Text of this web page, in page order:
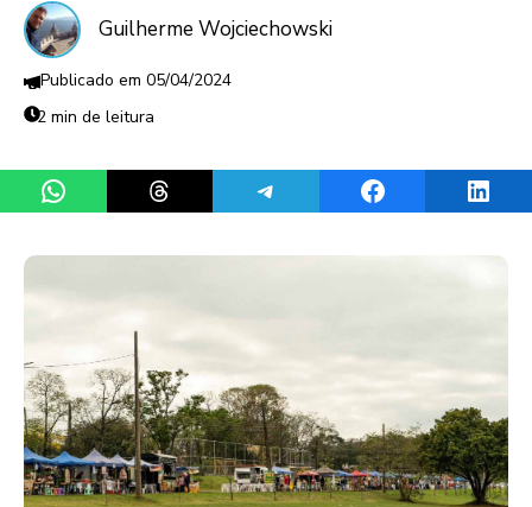
Guilherme Wojciechowski
05/04/2024
2 min de leitura
Share on WhatsAppShare on ThreadsShare on TelegramShare on Facebook